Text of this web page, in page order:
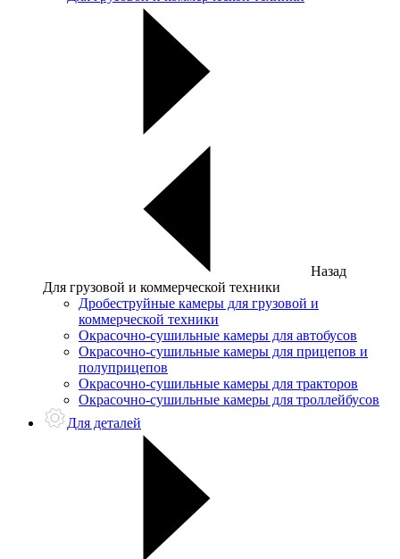
Назад
Для грузовой и коммерческой техники
Дробеструйные камеры для грузовой и
коммерческой техники
Окрасочно-сушильные камеры для автобусов
Окрасочно-сушильные камеры для прицепов и
полуприцепов
Окрасочно-сушильные камеры для тракторов
Окрасочно-сушильные камеры для троллейбусов
Для деталей